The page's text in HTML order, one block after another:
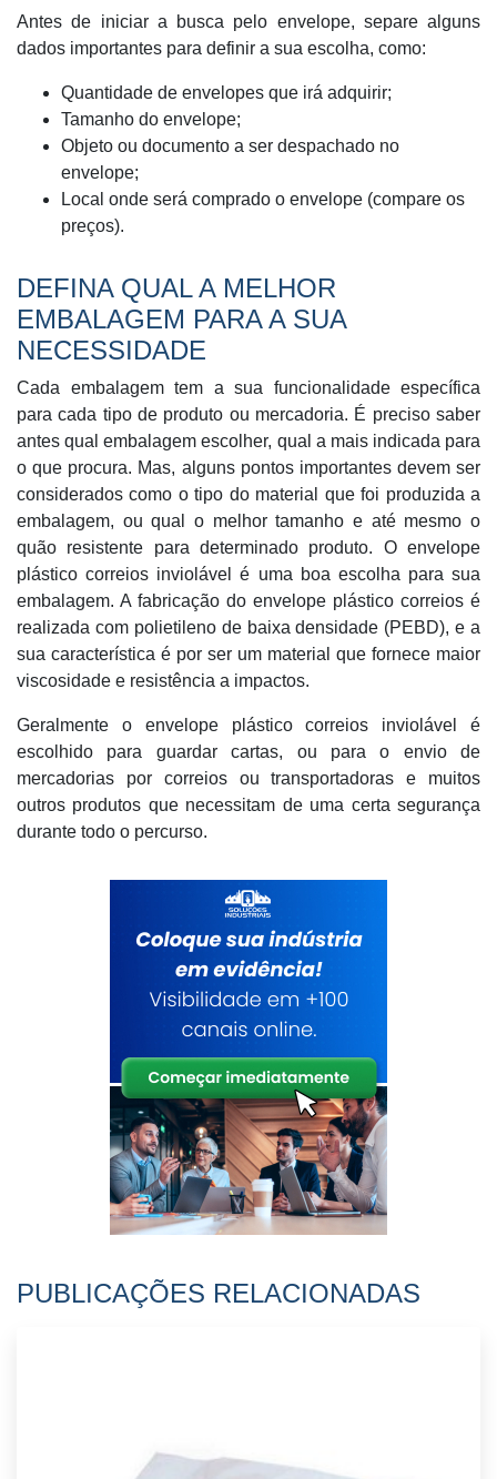
Antes de iniciar a busca pelo envelope, separe alguns
dados importantes para definir a sua escolha, como:
Quantidade de envelopes que irá adquirir;
Tamanho do envelope;
Objeto ou documento a ser despachado no
envelope;
Local onde será comprado o envelope (compare os
preços).
DEFINA QUAL A MELHOR
EMBALAGEM PARA A SUA
NECESSIDADE
Cada embalagem tem a sua funcionalidade específica
para cada tipo de produto ou mercadoria. É preciso saber
antes qual embalagem escolher, qual a mais indicada para
o que procura. Mas, alguns pontos importantes devem ser
considerados como o tipo do material que foi produzida a
embalagem, ou qual o melhor tamanho e até mesmo o
quão resistente para determinado produto. O envelope
plástico correios inviolável é uma boa escolha para sua
embalagem. A fabricação do envelope plástico correios é
realizada com polietileno de baixa densidade (PEBD), e a
sua característica é por ser um material que fornece maior
viscosidade e resistência a impactos.
Geralmente o envelope plástico correios inviolável é
escolhido para guardar cartas, ou para o envio de
mercadorias por correios ou transportadoras e muitos
outros produtos que necessitam de uma certa segurança
durante todo o percurso.
PUBLICAÇÕES RELACIONADAS